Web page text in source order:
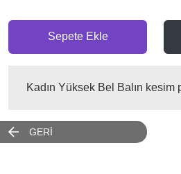
Sepete Ekle
Kadın Yüksek Bel Balın kesim
GERİ